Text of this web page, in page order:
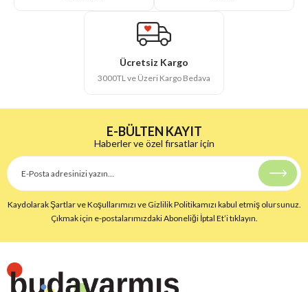
Ücretsiz Kargo
3000TL ve Üzeri Kargo Bedava
E-BÜLTEN KAYIT
Haberler ve özel fırsatlar için
Kaydolarak Şartlar ve Koşullarımızı ve Gizlilik Politikamızı kabul etmiş olursunuz.
Çıkmak için e-postalarımızdaki Aboneliği İptal Et’i tıklayın.